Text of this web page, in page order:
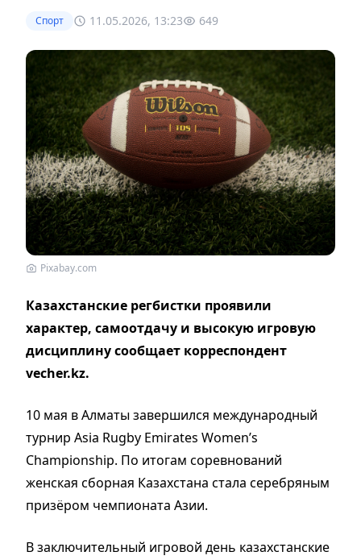
Спорт 11.05.2026, 13:23 649
Pixabay.com
Казахстанские регбистки проявили
характер, самоотдачу и высокую игровую
дисциплину сообщает корреспондент
vecher.kz.
10 мая в Алматы завершился международный
турнир Asia Rugby Emirates Women’s
Championship. По итогам соревнований
женская сборная Казахстана стала серебряным
призёром чемпионата Азии.
В заключительный игровой день казахстанские